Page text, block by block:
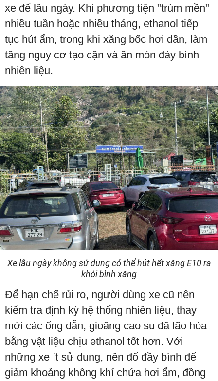
xe để lâu ngày. Khi phương tiện "trùm mền"
nhiều tuần hoặc nhiều tháng, ethanol tiếp
tục hút ẩm, trong khi xăng bốc hơi dần, làm
tăng nguy cơ tạo cặn và ăn mòn đáy bình
nhiên liệu.
Xe lâu ngày không sử dụng có thể hút hết xăng E10 ra
khỏi bình xăng
Để hạn chế rủi ro, người dùng xe cũ nên
kiểm tra định kỳ hệ thống nhiên liệu, thay
mới các ống dẫn, gioăng cao su đã lão hóa
bằng vật liệu chịu ethanol tốt hơn. Với
những xe ít sử dụng, nên đổ đầy bình để
giảm khoảng không khí chứa hơi ẩm, đồng